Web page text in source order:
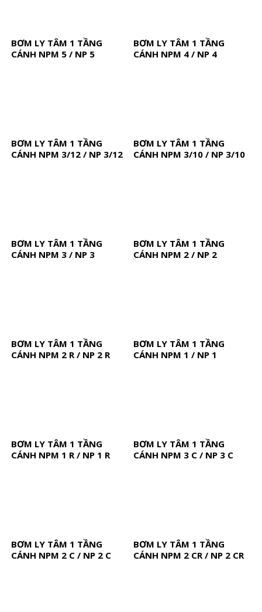
BƠM LY TÂM 1 TẦNG
CÁNH NPM 5 / NP 5
BƠM LY TÂM 1 TẦNG
CÁNH NPM 4 / NP 4
BƠM LY TÂM 1 TẦNG
CÁNH NPM 3/12 / NP 3/12
BƠM LY TÂM 1 TẦNG
CÁNH NPM 3/10 / NP 3/10
BƠM LY TÂM 1 TẦNG
CÁNH NPM 3 / NP 3
BƠM LY TÂM 1 TẦNG
CÁNH NPM 2 / NP 2
BƠM LY TÂM 1 TẦNG
CÁNH NPM 2 R / NP 2 R
BƠM LY TÂM 1 TẦNG
CÁNH NPM 1 / NP 1
BƠM LY TÂM 1 TẦNG
CÁNH NPM 1 R / NP 1 R
BƠM LY TÂM 1 TẦNG
CÁNH NPM 3 C / NP 3 C
BƠM LY TÂM 1 TẦNG
CÁNH NPM 2 C / NP 2 C
BƠM LY TÂM 1 TẦNG
CÁNH NPM 2 CR / NP 2 CR